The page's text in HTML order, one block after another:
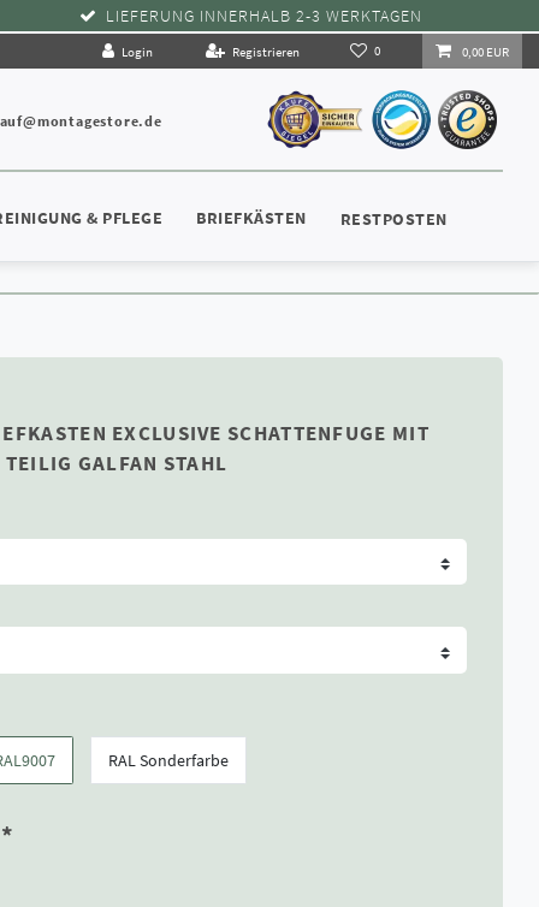
LIEFERUNG INNERHALB 2-3 WERKTAGEN
Login Registrieren 0 0,00 EUR
& PFLEGE BRIEFKÄSTEN RESTPOSTEN
EXCLUSIVE SCHATTENFUGE MIT
GALFAN STAHL
RAL Sonderfarbe
*